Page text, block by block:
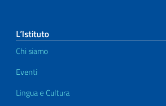
L’Istituto
Chi siamo
Eventi
Lingua e Cultura